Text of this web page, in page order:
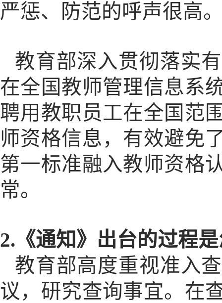
严惩、防范的呼声很高
教育部深入贯彻落实
在全国教师管理信息系
聘用教职员工在全国范
师资格信息，有效避免
第一标准融入教师资格
常。
2.《通知》出台的过程
教育部高度重视准入
议，研究查询事宜。在